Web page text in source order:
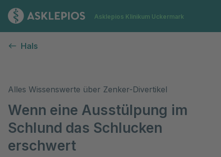
Zur Startseite
Asklepios Klinikum Uckermark
Hals
Alles Wissenswerte über Zenker-Divertikel
Wenn eine Ausstülpung im
Schlund das Schlucken
erschwert